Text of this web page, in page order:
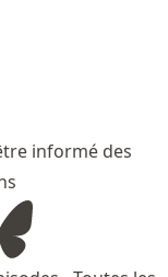
informé des